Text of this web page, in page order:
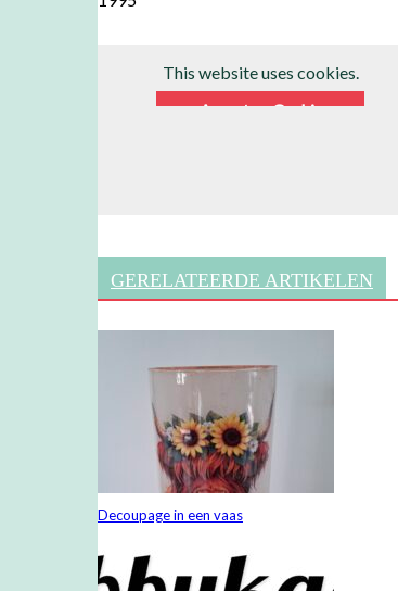
This website uses cookies.
Accepteer Cookie
GERELATEERDE ARTIKELEN
Decoupage in een vaas